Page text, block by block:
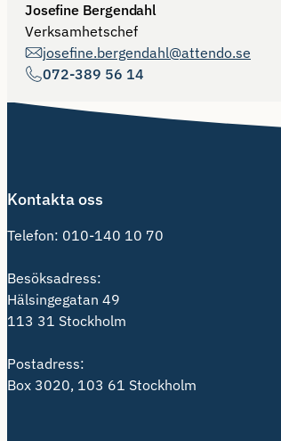
Josefine Bergendahl
Verksamhetschef
josefine.bergendahl@attendo.se
072-389 56 14
Kontakta oss
Telefon: 010-140 10 70
Besöksadress:
Hälsingegatan 49
113 31 Stockholm
Postadress:
Box 3020, 103 61 Stockholm